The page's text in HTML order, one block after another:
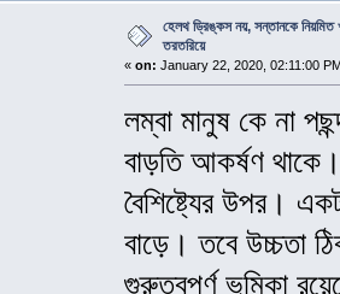
হেলথ ড্রিঙ্কস নয়, সন্তানকে নিয়মিত
তরতরিয়ে
« on: January 22, 2020, 02:11:00
লম্বা মানুষ কে না
বাড়তি আকর্ষণ থাকে।
বৈশিষ্ট্যের উপর।
বাড়ে। তবে উচ্চতা
গুরুত্বপূর্ণ ভূমিকা